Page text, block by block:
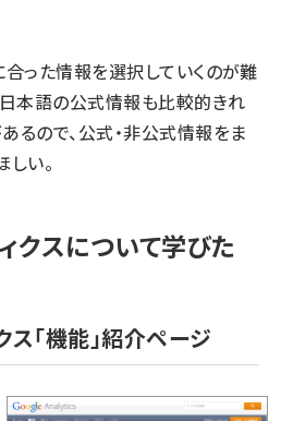
合った情報を選択していくのが難
日本語の公式情報も比較的きれ
るので、公式・非公式情報をま
い。
クスについて学びた
「機能」紹介ページ